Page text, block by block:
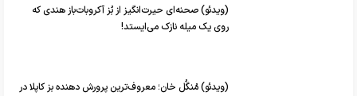
(ویدئو) صحنه‌ای حیرت‌انگیز از بُز آکروبات‌باز هندی که
روی یک میله نازک می‌ایستد!
(ویدئو) مُنگُل خان؛ معروف‌ترین پرورش دهنده بز کاپلا در